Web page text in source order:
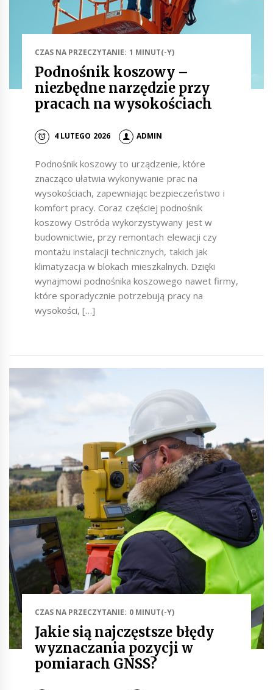
CZAS NA PRZECZYTANIE: 1 MINUT(-Y)
Podnośnik koszowy –
niezbędne narzędzie przy
pracach na wysokościach
4 LUTEGO 2026 ADMIN
Podnośnik koszowy to urządzenie, które
znacząco ułatwia wykonywanie prac na
wysokościach, zapewniając bezpieczeństwo i
komfort pracy. Coraz częściej podnośnik
koszowy Ostróda wykorzystywany jest w
budownictwie, przy remontach elewacji czy
montażu instalacji technicznych, takich jak
klimatyzacja w blokach mieszkalnych. Dzięki
wynajmowi podnośnika koszowego nawet firmy,
które sporadycznie potrzebują pracy na
wysokości, […]
CZAS NA PRZECZYTANIE: 0 MINUT(-Y)
Jakie sią najczęstsze błędy
wyznaczania pozycji w
pomiarach GNSS?